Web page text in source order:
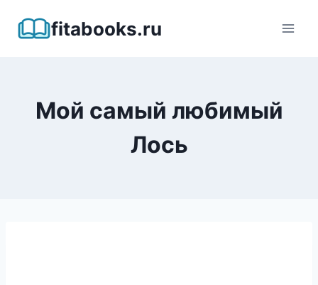
fitabooks.ru
Мой самый любимый
Лось